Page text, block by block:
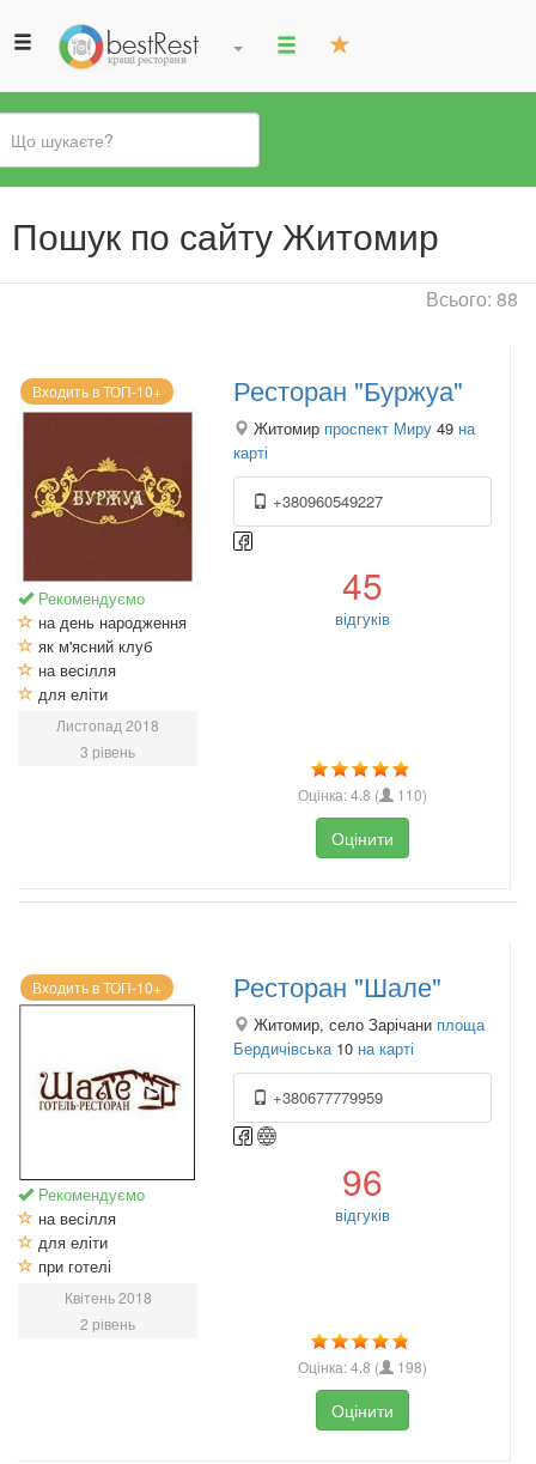
Ви
єПошук по сайту Житомир
Всього: 88
Входить в ТОП-10+
Рекомендуємо
на день народження
як м'ясний клуб
на весілля
для еліти
Листопад 2018
3 рівень
Ресторан "Буржуа"
Житомир проспект Миру 49 на
карті
+380960549227
45
відгуків
Оцінка:4.8 ( 110)
Оцінити
Входить в ТОП-10+
Рекомендуємо
на весілля
для еліти
при готелі
Квітень 2018
2 рівень
Ресторан "Шале"
Житомир, село Зарічани площа
Бердичівська 10 на карті
+380677779959
96
відгуків
Оцінка:4.8 ( 198)
Оцінити